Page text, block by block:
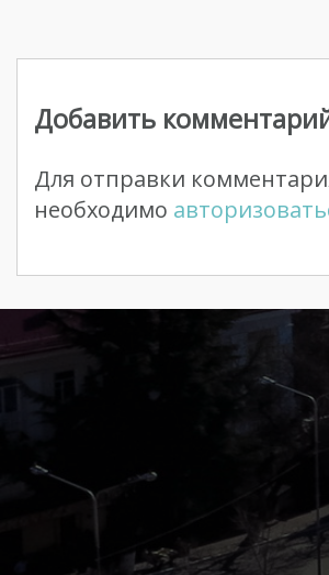
Навигация
записям
Добавить
Для отправки
необходимо